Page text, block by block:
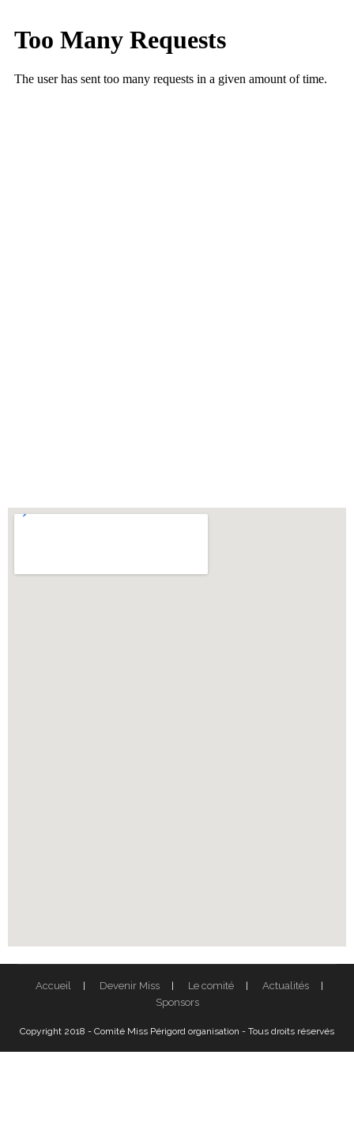
Accueil Devenir Miss Le comité
Actualités
Sponsors
Copyright 2018 - Comité Miss Périgord organisation - Tous droits réservés